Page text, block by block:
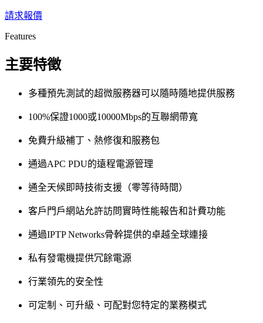
請求報價
Features
主要特徵
多種預先測試的超微服務器可以隨時隨地提供服務
100%保證1000或10000Mbps的互聯網帶寬
免費升級補丁、熱修復和服務包
通過APC PDU的遠程電源管理
通全天候即時技術支援（零等待時間）
客戶門戶網站允許訪問實時性能報告和計費功能
通過IPTP Networks骨幹提供的卓越全球連接
私有發電機提供冗餘電源
行業領先的安全性
可定制、可升級、可配對您特定的業務模式